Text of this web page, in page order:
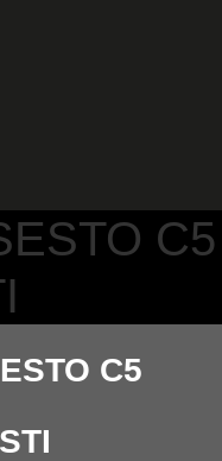
C5
C5